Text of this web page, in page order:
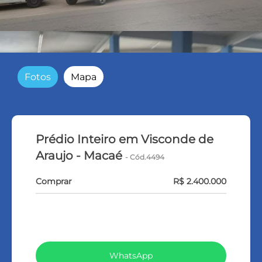
Fotos Mapa
Prédio Inteiro em Visconde de
Araujo - Macaé - Cód.4494
Comprar R$ 2.400.000
WhatsApp